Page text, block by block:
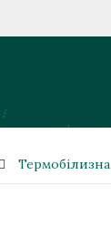
Термобілизна